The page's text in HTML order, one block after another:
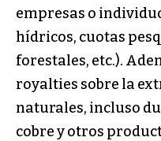
empresas o
hídricos, cuotas
forestales, etc.).
royalties sobre la
naturales, incluso
cobre y otros